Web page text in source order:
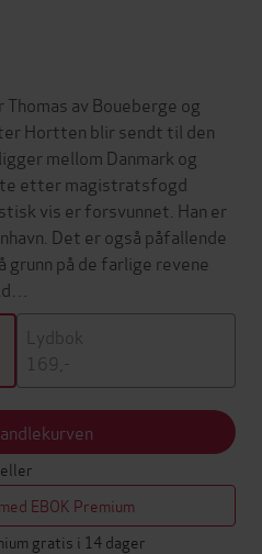
av Boueberge og
Hortten blir sendt til den
mellom Danmark og
etter magistratsfogd
vis er forsvunnet. Han er
Det er også påfallende
grunn på de farlige revene
Lydbok
169,-
eller
EBOK Premium
gratis i 14 dager